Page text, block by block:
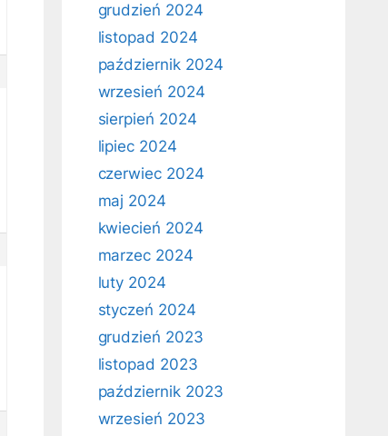
grudzień 2024
listopad 2024
październik 2024
wrzesień 2024
sierpień 2024
lipiec 2024
czerwiec 2024
maj 2024
kwiecień 2024
marzec 2024
luty 2024
styczeń 2024
grudzień 2023
listopad 2023
październik 2023
wrzesień 2023